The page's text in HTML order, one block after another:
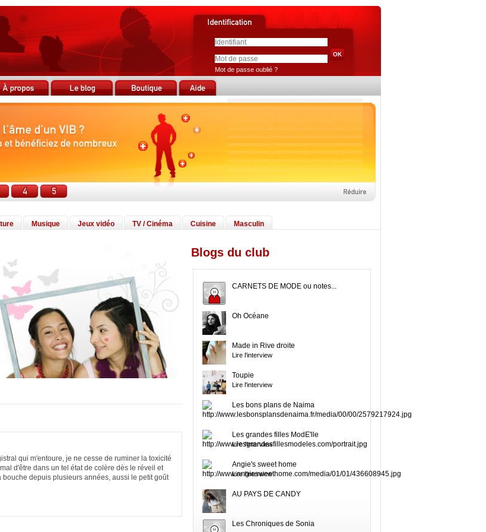
Mot de passe oublié ?
Musique Jeux vidéo TV / Cinéma Cuisine Masculin
qui m'entoure, je ne cesse de ruminer la toxicité
d'être dans un tel état de colère dès le réveil et
depuis plusieurs années, aussi le petit goût
Blogs du club
CARNETS DE MODE ou notes...
Oh Océane
Made in Rive droite
Lire l'interview
Toupie
Lire l'interview
Les bons plans de Naima
Les grandes filles ModE'lle
Lire l'interview
Angie's sweet home
Lire l'interview
AU PAYS DE CANDY
Les Chroniques de Sonia